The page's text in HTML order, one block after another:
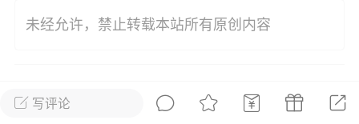
下笔如神
硬不起来，下午便开始软掉。从要求取
写评论
未经允许，禁止转载本站所有原创内容